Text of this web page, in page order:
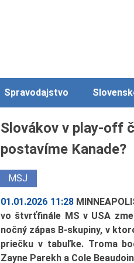
Spravodajstvo
Slovákov v play-off
postavíme Kanade?
MSJ
01.01.2026 11:28
vo štvrťfinále MS v USA
nočný zápas B-skupiny, v
priečku v tabuľke. Troma
Zayne Parekh a Cole